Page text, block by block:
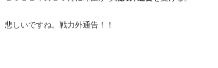
悲しいですね。戦力外通告！！